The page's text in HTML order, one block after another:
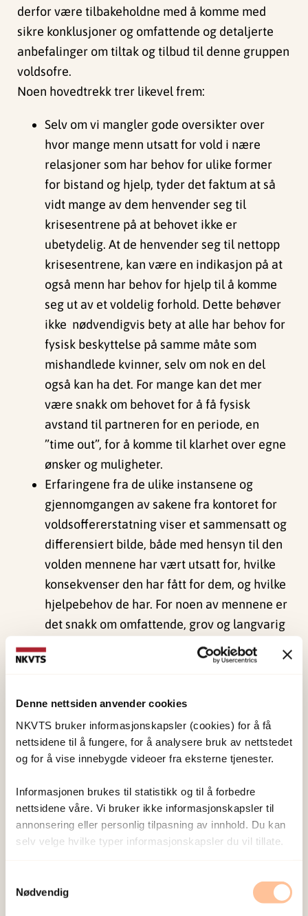
Denne nettsiden anvender cookies
NKVTS bruker informasjonskapsler (cookies) for å få
nettsidene til å fungere, for å analysere bruk av nettstedet
og for å vise innebygde videoer fra eksterne tjenester.
Informasjonen brukes til statistikk og til å forbedre
nettsidene våre. Vi bruker ikke informasjonskapsler til
annonsering eller personlig tilpasning av innhold. Du kan
selv velge hvilke typer informasjonskapsler du vil tillate.
Nødvendig
derfor være tilbakeholdne med å komme med
sikre konklusjoner og omfattende og detaljerte
anbefalinger om tiltak og tilbud til denne gruppen
voldsofre.
Noen hovedtrekk trer likevel frem:
Selv om vi mangler gode oversikter over
hvor mange menn utsatt for vold i nære
relasjoner som har behov for ulike former
for bistand og hjelp, tyder det faktum at så
vidt mange av dem henvender seg til
krisesentrene på at behovet ikke er
ubetydelig. At de henvender seg til nettopp
krisesentrene, kan være en indikasjon på at
også menn har behov for hjelp til å komme
seg ut av et voldelig forhold. Dette behøver
ikke nødvendigvis bety at alle har behov for
fysisk beskyttelse på samme måte som
mishandlede kvinner, selv om nok en del
også kan ha det. For mange kan det mer
være snakk om behovet for å få fysisk
avstand til partneren for en periode, en
”time out”, for å komme til klarhet over egne
ønsker og muligheter.
Erfaringene fra de ulike instansene og
gjennomgangen av sakene fra kontoret for
voldsoffererstatning viser et sammensatt og
differensiert bilde, både med hensyn til den
volden mennene har vært utsatt for, hvilke
konsekvenser den har fått for dem, og hvilke
hjelpebehov de har. For noen av mennene er
det snakk om omfattende, grov og langvarig
fysisk og psykisk vold, med alvorlige fysiske,
psykiske og sosiale konsekvenser. For andre
fysiske voldsepisoder, enten fra partner eller
andre bekjente, med mer avgrensede skader
og behov. For mange har volden primært
vært i form av psykiske og emosjonelle
overgrep, men også her med psykiske og
sosiale skadevirkninger.
Flere av instansene vi har snakket med har
poengtert at mennene i liten grad søker
er i behov for noen å snakke med og for
praktisk, juridisk og mellommenneskelig råd